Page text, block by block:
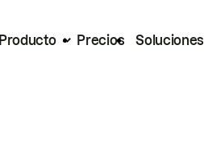
Producto Precios Soluciones